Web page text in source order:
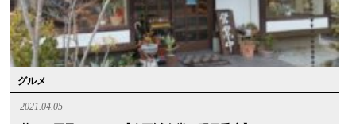
グルメ
2021.04.05